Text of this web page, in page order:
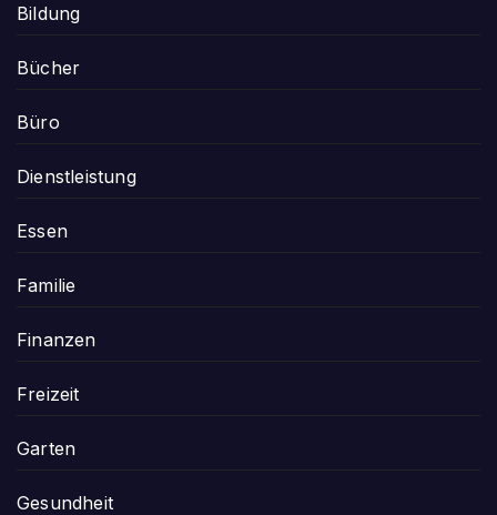
Bildung
Bücher
Büro
Dienstleistung
Essen
Familie
Finanzen
Freizeit
Garten
Gesundheit